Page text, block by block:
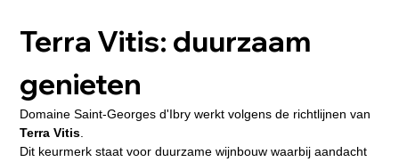
Terra Vitis: duurzaam
genieten
Domaine Saint-Georges d'Ibry werkt volgens de richtlijnen van
Terra Vitis.
Dit keurmerk staat voor duurzame wijnbouw waarbij aandacht